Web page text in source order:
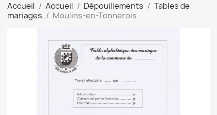
Accueil Accueil Dépouillements
Tables de
mariages
Moulins-en-Tonnerois